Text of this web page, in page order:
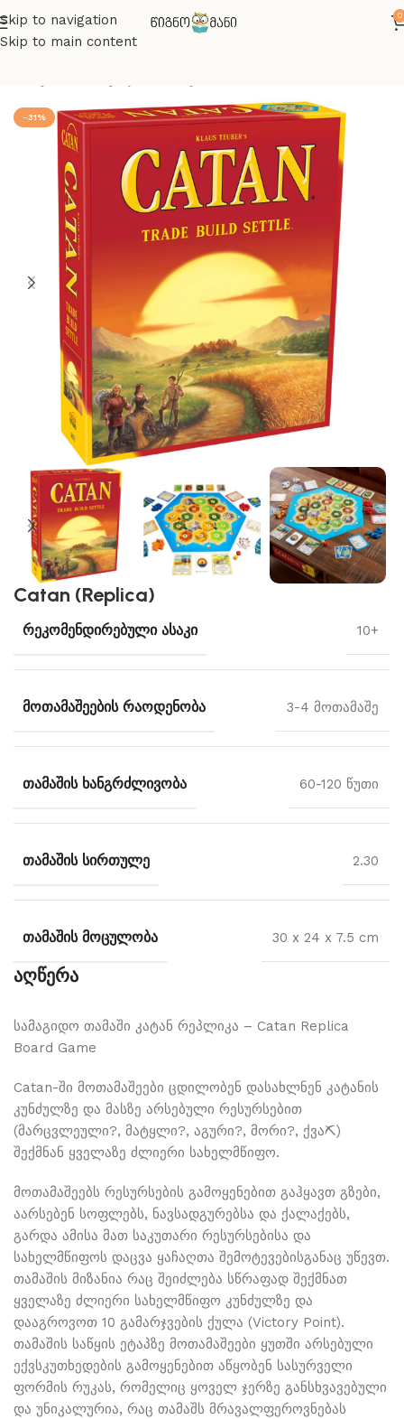
Skip to navigation
Skip to main content
0
-31%
Catan (Replica)
ᲠᲔᲙᲝᲛᲔᲜᲓᲘᲠᲔᲑᲣᲚᲘ ᲐᲡᲐᲙᲘ 10+
ᲛᲝᲗᲐᲛᲐᲨᲔᲔᲑᲘᲡ ᲠᲐᲝᲓᲔᲜᲝᲑᲐ 3-4 მოთამაშე
ᲗᲐᲛᲐᲨᲘᲡ ᲮᲐᲜᲒᲠᲫᲚᲘᲕᲝᲑᲐ 60-120 წუთი
ᲗᲐᲛᲐᲨᲘᲡ ᲡᲘᲠᲗᲣᲚᲔ 2.30
ᲗᲐᲛᲐᲨᲘᲡ ᲛᲝᲪᲣᲚᲝᲑᲐ 30 x 24 x 7.5 cm
აღწერა
სამაგიდო თამაში კატან რეპლიკა – Catan Replica
Board Game
Catan-ში მოთამაშეები ცდილობენ დასახლნენ კატანის
კუნძულზე და მასზე არსებული რესურსებით
(მარცვლეული?, მატყლი?, აგური?, მორი?, ქვა⛏)
შექმნან ყველაზე ძლიერი სახელმწიფო.
მოთამაშეებს რესურსების გამოყენებით გაჰყავთ გზები,
აარსებენ სოფლებს, ნავსადგურებსა და ქალაქებს,
გარდა ამისა მათ საკუთარი რესურსებისა და
სახელმწიფოს დაცვა ყაჩაღთა შემოტევებისგანაც უწევთ.
თამაშის მიზანია რაც შეიძლება სწრაფად შექმნათ
ყველაზე ძლიერი სახელმწიფო კუნძულზე და
დააგროვოთ 10 გამარჯვების ქულა (Victory Point).
თამაშის საწყის ეტაპზე მოთამაშეები ყუთში არსებული
ექვსკუთხედების გამოყენებით აწყობენ სასურველი
ფორმის რუკას, რომელიც ყოველ ჯერზე განსხვავებული
და უნიკალურია, რაც თამაშს მრავალფეროვნებას